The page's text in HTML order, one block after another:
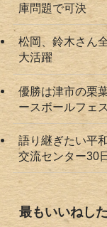
庫問題で可決
松岡、鈴木さん
大活躍
優勝は津市の栗
ースボールフェ
語り継ぎたい平
交流センター30
最もいいねした